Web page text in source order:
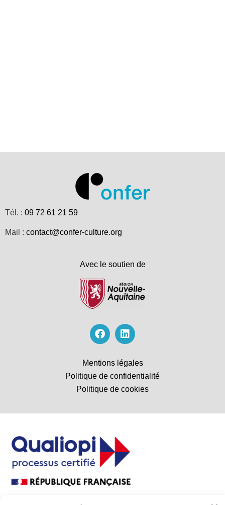
Tél. : 09 72 61 21 59
Mail : contact@confer-culture.org
Avec le soutien de
Mentions légales
Politique de confidentialité
Politique de cookies